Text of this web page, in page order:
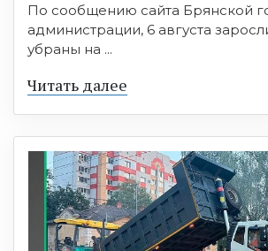
По сообщению сайта Брянской
администрации, 6 августа
убраны на ...
Читать далее